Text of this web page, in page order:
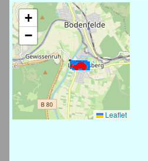
+
−
Leaflet